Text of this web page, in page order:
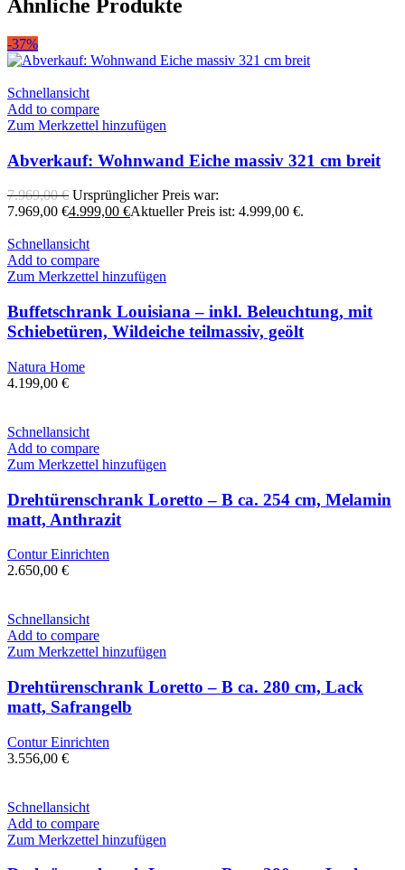
Ähnliche Produkte
-37%
Schnellansicht
Add to compare
Zum Merkzettel hinzufügen
Abverkauf: Wohnwand Eiche massiv 321 cm breit
7.969,00€ Ursprünglicher Preis war:
7.969,00 €4.999,00 €Aktueller Preis ist: 4.999,00 €.
Schnellansicht
Add to compare
Zum Merkzettel hinzufügen
Buffetschrank Louisiana – inkl. Beleuchtung, mit
Schiebetüren, Wildeiche teilmassiv, geölt
Natura Home
4.199,00 €
Schnellansicht
Add to compare
Zum Merkzettel hinzufügen
Drehtürenschrank Loretto – B ca. 254 cm, Melamin
matt, Anthrazit
Contur Einrichten
2.650,00 €
Schnellansicht
Add to compare
Zum Merkzettel hinzufügen
Drehtürenschrank Loretto – B ca. 280 cm, Lack
matt, Safrangelb
Contur Einrichten
3.556,00 €
Schnellansicht
Add to compare
Zum Merkzettel hinzufügen